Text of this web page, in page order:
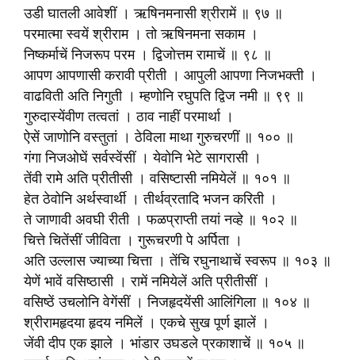
उडी घातली आवेशीं । ऋषिनमनासी श्रीरामें ॥ ९७ ॥
परमात्मा स्वयें श्रीराम । तो ऋषिनमना सकाम ।
निष्कर्माचें निजरूप परम । द्विजोत्तम रामाचें ॥ ९८ ॥
आपण आपणासी करावी प्रीती । आपुली आपणा निजभक्ती ।
वाढविती अति निगुती । म्हणोनि रघुपति द्विज नमी ॥ ९९ ॥
गुरुदास्येंवीण तत्वतां । ठाव नाहीं परमार्था ।
ऐसें जाणोनि वस्तुतां । ठेविला माथा गुरुचरणीं ॥ १०० ॥
गंगा निजओघें सर्वस्वेंसीं । येवोनि भेटे सागरासी ।
तेंवी रामे अति प्रीतीसी । वसिष्टासी नमियेलें ॥ १०१ ॥
हेत ठेवोनि अर्थस्वार्थी । तीर्थव्रतादि भजन करिती ।
ते जाणावी अवघी रीती । फळप्राप्ती तयां नव्हे ॥ १०२ ॥
चित्ते चितेंसीं जीविता । गुरूचरणी पे अर्पिता ।
अति उल्लास ज्याच्या चित्ता । तेंचि रघुनाथाचें स्वरूप ॥ १०३ ॥
येणें भावें वसिष्ठासी । रामें नमियेलें अति प्रीतीसीं ।
वसिष्ठें उचलोनि वेगेंसीं । निजहृदयेंसी आलिंगिला ॥ १०४ ॥
श्रीरामहृदया हृदय नमिलें । एकचे सुख पूर्ण झालें ।
जेंवी दीप एक झाले । भांडार उघडले प्रकाशाचें ॥ १०५ ॥